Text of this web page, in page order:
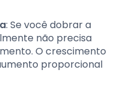
: Se você dobrar a
não precisa
O crescimento
proporcional